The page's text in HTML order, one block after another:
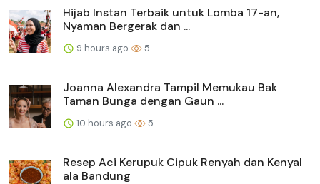
Hijab Instan Terbaik untuk Lomba 17-an,
Nyaman Bergerak dan ...
9 hours ago 5
Joanna Alexandra Tampil Memukau Bak
Taman Bunga dengan Gaun ...
10 hours ago 5
Resep Aci Kerupuk Cipuk Renyah dan Kenyal
ala Bandung